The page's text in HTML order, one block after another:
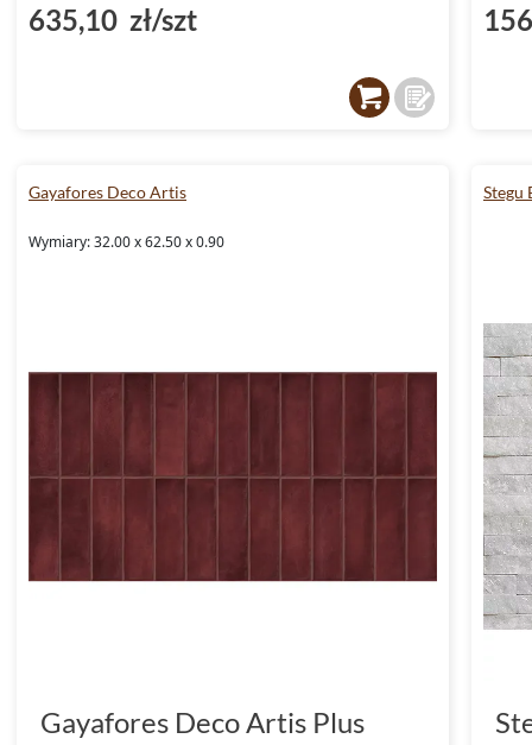
635,10 zł/szt
Gayafores Deco Artis
Wymiary: 32.00 x 62.50 x 0.90
Gayafores Deco Artis Plus
Stegu